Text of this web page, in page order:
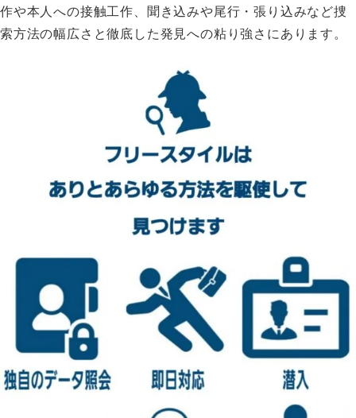
作や本人への接触工作、聞き込みや尾行・張り込みなど捜
索方法の幅広さと徹底した発見への粘り強さにあります。